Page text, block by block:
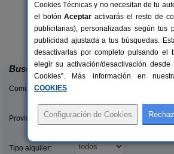
Albergue Rural El Molino
Huérmeces del Cerro (Guadalajara)
Buscar
Comunidades:
Provincias/Islas:
Tipo alquiler:
Cookies Técnicas y no necesitan de tu
el botónAceptar activarás el resto de
publicitarias), personalizadas según tus
publicidad ajustada a tus búsquedas.
desactivarlas por completo pulsando el
elegir su activación/desactivación desde
Cookies”. Más información en
COOKIES.